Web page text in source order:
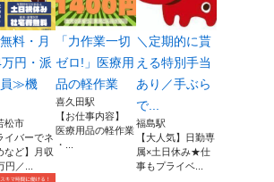
料・月
円・派
≫機
松市
イバーでネ
など】月収
円／...
「力作業一切
ゼロ!」医療用
品の軽作業
喜久田駅
【お仕事内容】
医療用品の軽作業
・...
＼定期的に貰
える特別手当
あり／手ぶら
で...
福島駅
【大人気】日勤専
属×土日休み★仕
事もプライベ...